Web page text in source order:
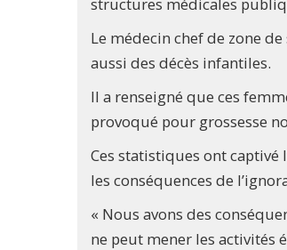
Le médecin chef de zone
aussi des décès infantiles.
Il a renseigné que ces
provoqué pour grossesse
Ces statistiques ont captivé
les conséquences de
« Nous avons des
ne peut mener les activités